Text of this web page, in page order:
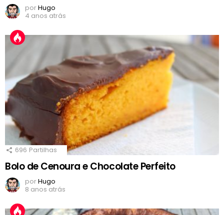
porHugo
4 anos atrás
696 Partilhas
Bolo de Cenoura e Chocolate Perfeito
porHugo
8 anos atrás